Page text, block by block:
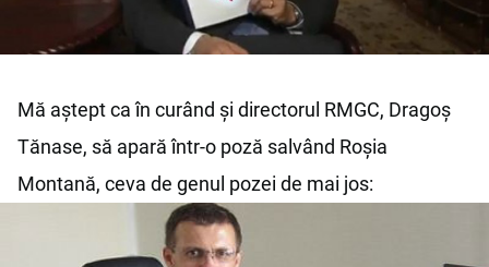
Mă aștept ca în curând și directorul RMGC, Dragoș
Tănase, să apară într-o poză salvând Roșia
Montană, ceva de genul pozei de mai jos: